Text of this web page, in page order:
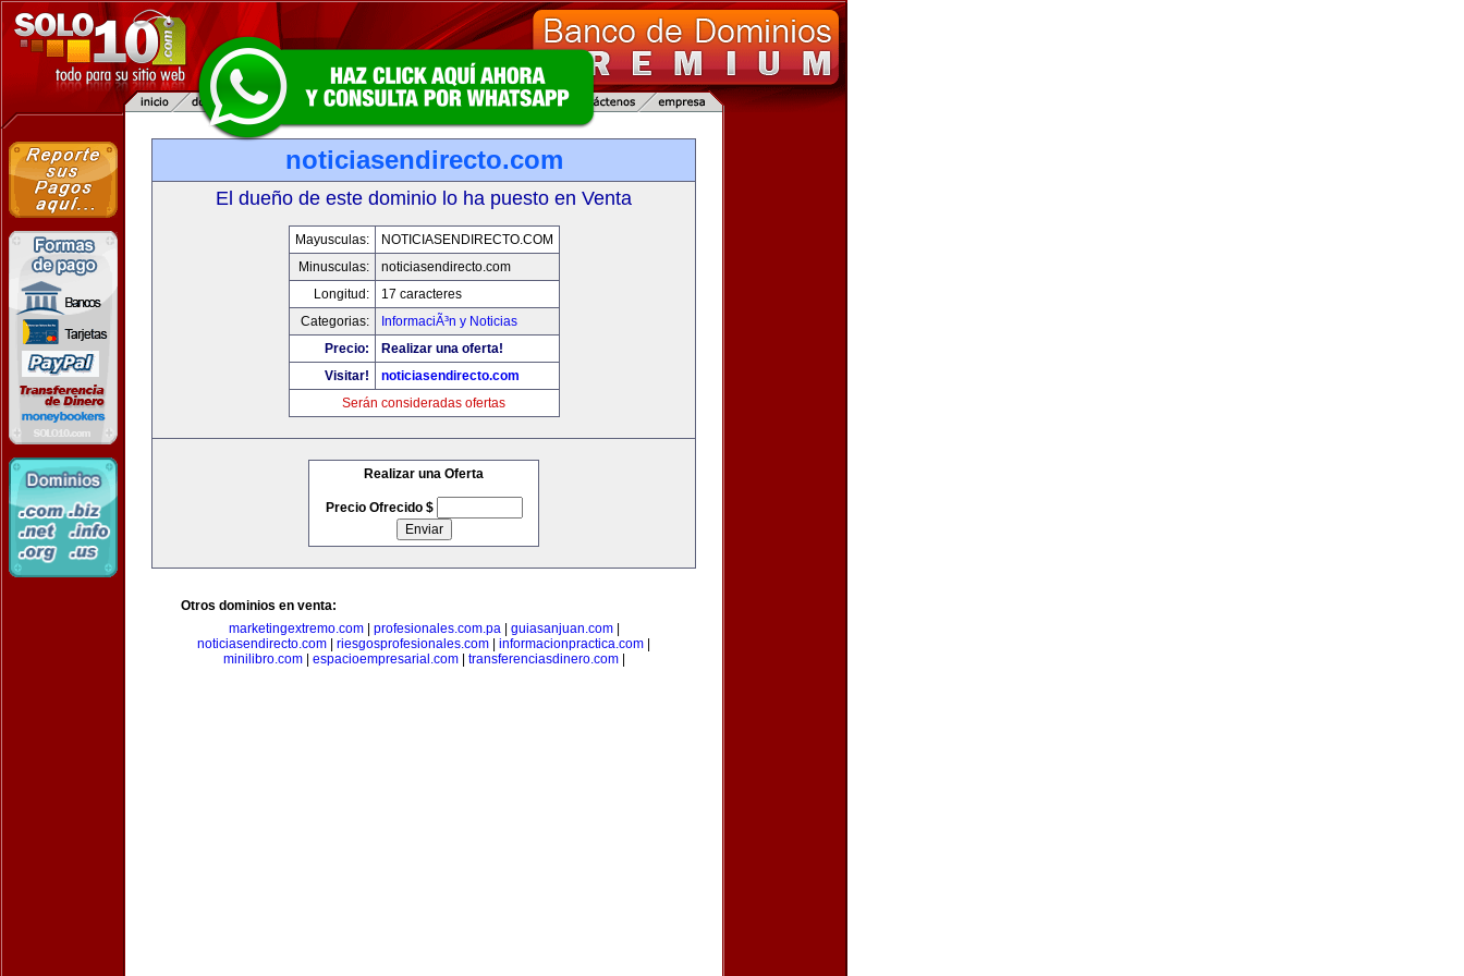
noticiasendirecto.com
El dueño de este dominio lo ha puesto en Venta
Mayusculas:
NOTICIASENDIRECTO.COM
Minusculas:
noticiasendirecto.com
Longitud:
17 caracteres
Categorias:
InformaciÃ³n y Noticias
Precio:
Realizar una oferta!
Visitar!
noticiasendirecto.com
Serán consideradas ofertas
Realizar una Oferta
Precio Ofrecido $
Otros dominios en venta:
marketingextremo.com| profesionales.com.pa| guiasanjuan.com|
noticiasendirecto.com
riesgosprofesionales.com informacionpractica.com
minilibro.com| espacioempresarial.com| transferenciasdinero.com|